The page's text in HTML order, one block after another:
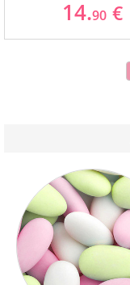
14.90 €